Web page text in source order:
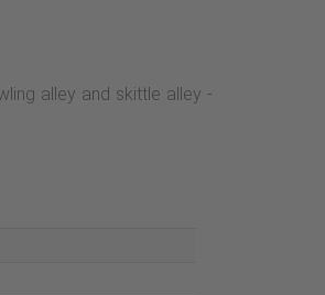
alley and skittle alley -